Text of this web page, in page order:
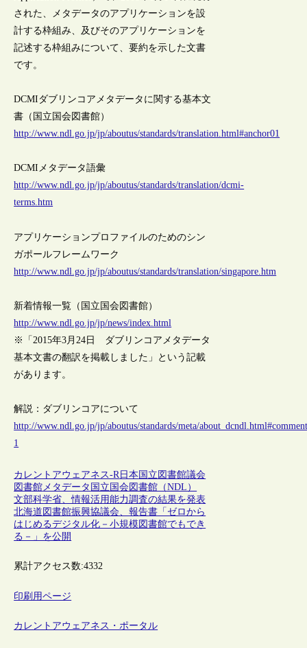
された、メタデータのアプリケーションを設
計する枠組み、及びそのアプリケーションを
記述する枠組みについて、要約を示した文書
です。
DCMIダブリンコアメタデータに関する基本文
書（国立国会図書館）
http://www.ndl.go.jp/jp/aboutus/standards/translation.html#anchor01
DCMIメタデータ語彙
http://www.ndl.go.jp/jp/aboutus/standards/translation/dcmi-
terms.htm
アプリケーションプロファイルのためのシン
ガポールフレームワーク
http://www.ndl.go.jp/jp/aboutus/standards/translation/singapore.htm
新着情報一覧（国立国会図書館）
http://www.ndl.go.jp/jp/news/index.html
※「2015年3月24日 ダブリンコアメタデータ
基本文書の翻訳を掲載しました」という記載
があります。
解説：ダブリンコアについて
http://www.ndl.go.jp/jp/aboutus/standards/meta/
1
カレントアウェアネス-R日本 国立図書館議会
図書館メタデータ 国立国会図書館（NDL）
文部科学省、情報活用能力調査の結果を発表
北海道図書館振興協議会、報告書「ゼロから
はじめるデジタル化－小規模図書館でもでき
る－」を公開
累計アクセス数:4332
印刷用ページ
カレントアウェアネス・ポータル